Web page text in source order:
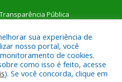
Pública
a Prefeitura Municipal de Dom
sua experiência de
nosso portal, você
de cookies.
como isso é feito, acesse
). Se você concorda, clique em